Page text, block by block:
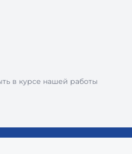
в курсе нашей работы